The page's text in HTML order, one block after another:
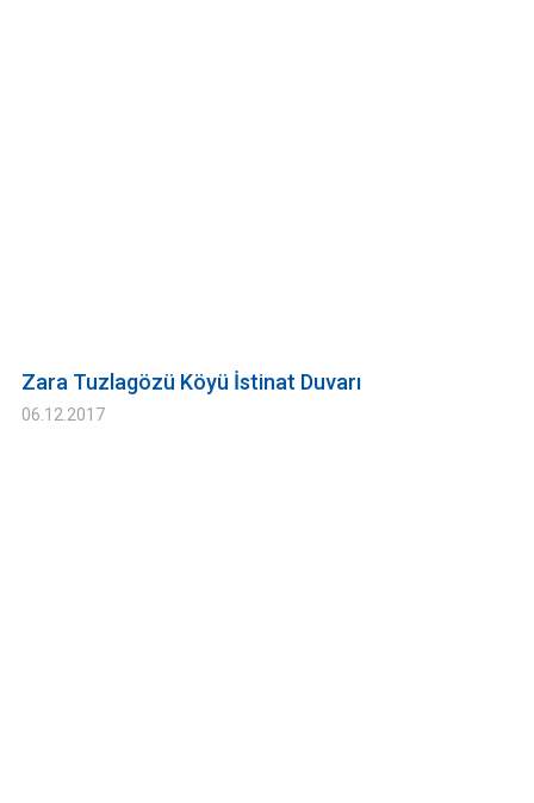
Zara Tuzlagözü Köyü İstinat Duvarı
06.12.2017